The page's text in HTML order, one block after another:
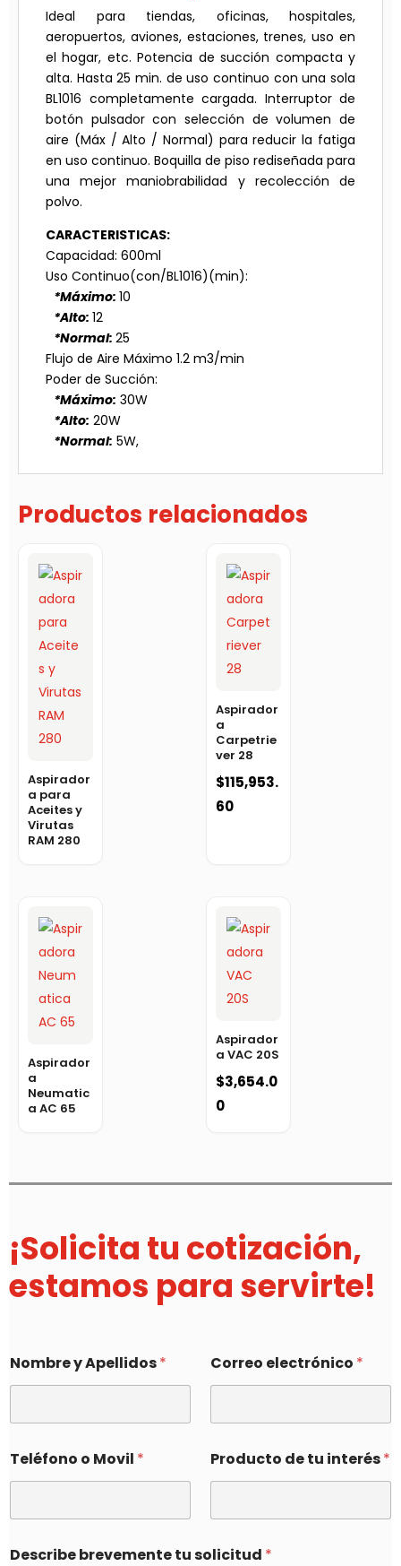
Ideal para tiendas, oficinas, hospitales,
aeropuertos, aviones, estaciones, trenes, uso en
el hogar, etc. Potencia de succión compacta y
alta. Hasta 25 min. de uso continuo con una sola
BL1016 completamente cargada. Interruptor de
botón pulsador con selección de volumen de
aire (Máx / Alto / Normal) para reducir la fatiga
en uso continuo. Boquilla de piso rediseñada para
una mejor maniobrabilidad y recolección de
polvo.
CARACTERISTICAS:
Capacidad: 600ml
Uso Continuo(con/BL1016)(min):
*Máximo: 10
*Alto: 12
*Normal: 25
Flujo de Aire Máximo 1.2 m3/min
Poder de Succión:
*Máximo: 30W
*Alto: 20W
*Normal: 5W,
Productos relacionados
Aspirador
a para
Aceites y
Virutas
RAM 280
Aspirador
a
Carpetrie
ver 28
$115,953.
60
Aspirador
a
Neumatic
a AC 65
Aspirador
a VAC 20S
$3,654.0
0
¡Solicita tu cotización,
estamos para servirte!
Nombre y Apellidos* Correo electrónico *
Teléfono o Movil * Producto de tu interés*
Describe brevemente tu solicitud *